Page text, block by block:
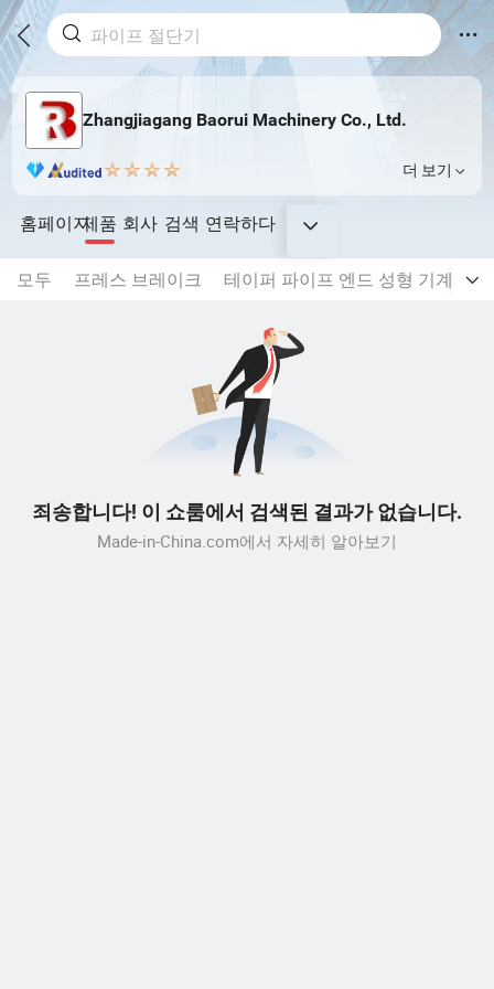
Zhangjiagang Baorui Machinery Co., Ltd.
더 보기
홈페이지제품 회사 검색 연락하다
모두 프레스 브레이크 테이퍼 파이프 엔드 성형 기계
죄송합니다! 이 쇼룸에서 검색된 결과가 없습니다.
Made-in-China.com에서 자세히 알아보기